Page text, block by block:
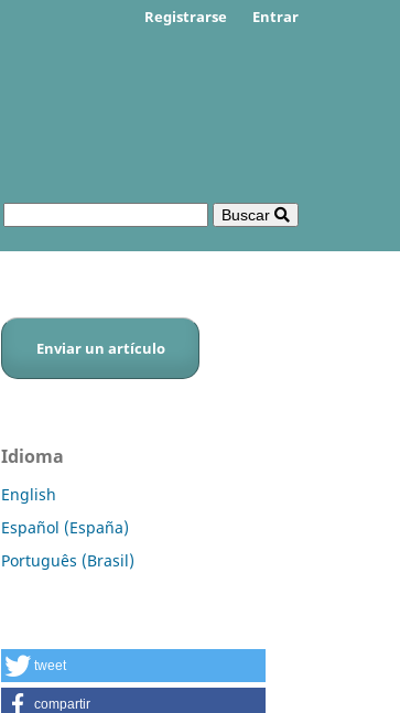
Buscar
Registrarse Entrar
Enviar un artículo
Idioma
English
Español (España)
Português (Brasil)
tweet
compartir